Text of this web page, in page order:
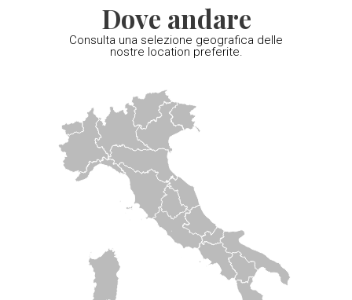
Dove andare
Consulta una selezione geografica delle
nostre location preferite.